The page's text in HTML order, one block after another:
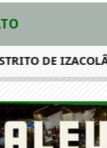
DE